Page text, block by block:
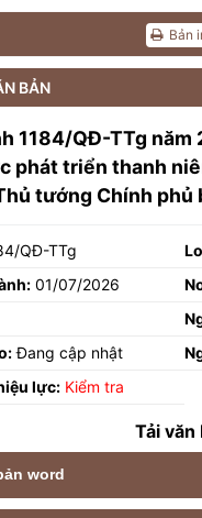
Bản
BẢN
1184/QĐ-TTg
phát triển thanh
tướng Chính phủ
QĐ-TTg
01/07/2026
Đang cập nhật
lực: Kiểm tra
Tải văn
word